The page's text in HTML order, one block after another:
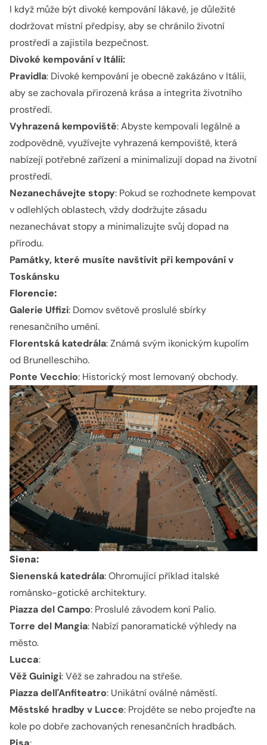
I když může být divoké kempování lákavé, je důležité
dodržovat místní předpisy, aby se chránilo životní
prostředí a zajistila bezpečnost.
Divoké kempování v Itálii:
Pravidla: Divoké kempování je obecně zakázáno v Itálii,
aby se zachovala přirozená krása a integrita životního
prostředí.
Vyhrazená kempoviště: Abyste kempovali legálně a
zodpovědně, využívejte vyhrazená kempoviště, která
nabízejí potřebné zařízení a minimalizují dopad na životní
prostředí.
Nezanechávejte stopy: Pokud se rozhodnete kempovat
v odlehlých oblastech, vždy dodržujte zásadu
nezanechávat stopy a minimalizujte svůj dopad na
přírodu.
Památky, které musíte navštívit při kempování v
Toskánsku
Florencie:
Galerie Uffizi: Domov světově proslulé sbírky
renesančního umění.
Florentská katedrála: Známá svým ikonickým kupolím
od Brunelleschiho.
Ponte Vecchio: Historický most lemovaný obchody.
Siena:
Sienenská katedrála: Ohromující příklad italské
románsko-gotické architektury.
Piazza del Campo: Proslulé závodem koní Palio.
Torre del Mangia: Nabízí panoramatické výhledy na
město.
Lucca:
Věž Guinigi: Věž se zahradou na střeše.
Piazza dell'Anfiteatro: Unikátní oválné náměstí.
Městské hradby v Lucce: Projděte se nebo projeďte na
kole po dobře zachovaných renesančních hradbách.